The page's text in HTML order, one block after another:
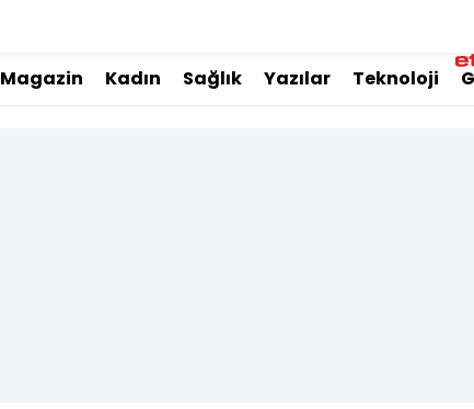
Magazin Kadın Sağlık Yazılar Teknoloji